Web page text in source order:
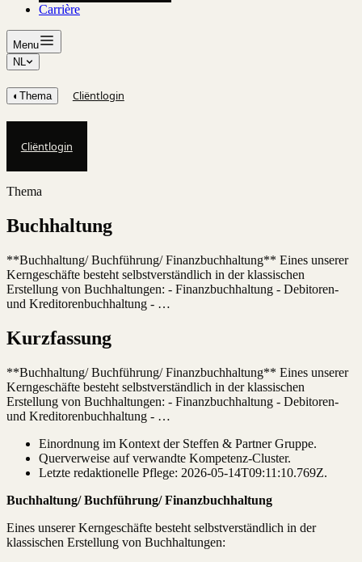
Carrière
Menu
NL
◐ Thema Cliëntlogin
Cliëntlogin
Thema
Buchhaltung
**Buchhaltung/ Buchführung/ Finanzbuchhaltung** Eines unserer
Kerngeschäfte besteht selbstverständlich in der klassischen
Erstellung von Buchhaltungen: - Finanzbuchhaltung - Debitoren-
und Kreditorenbuchhaltung - …
Kurzfassung
**Buchhaltung/ Buchführung/ Finanzbuchhaltung** Eines unserer
Kerngeschäfte besteht selbstverständlich in der klassischen
Erstellung von Buchhaltungen: - Finanzbuchhaltung - Debitoren-
und Kreditorenbuchhaltung - …
Einordnung im Kontext der Steffen & Partner Gruppe.
Querverweise auf verwandte Kompetenz-Cluster.
Letzte redaktionelle Pflege: 2026-05-14T09:11:10.769Z.
Buchhaltung/ Buchführung/ Finanzbuchhaltung
Eines unserer Kerngeschäfte besteht selbstverständlich in der
klassischen Erstellung von Buchhaltungen: